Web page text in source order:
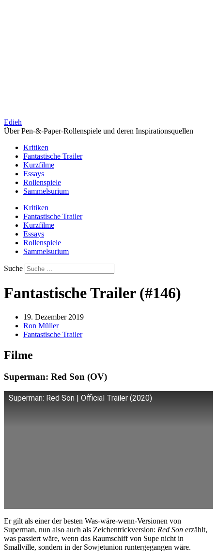
Edieh
Über Pen-&-Paper-Rollenspiele und deren Inspirationsquellen
Kritiken
Fantastische Trailer
Kurzfilme
Essays
Rollenspiele
Sammelsurium
Kritiken
Fantastische Trailer
Kurzfilme
Essays
Rollenspiele
Sammelsurium
Suche
Fantastische Trailer (#146)
19. Dezember 2019
Ron Müller
Fantastische Trailer
Filme
Superman: Red Son (OV)
Superman: Red Son | Official Trailer (2020)
Er gilt als einer der besten Was-wäre-wenn-Versionen von
Superman, nun also auch als Zeichentrickversion: Red Son erzählt,
was passiert wäre, wenn das Raumschiff von Supe nicht in
Smallville, sondern in der Sowjetunion runtergegangen wäre.